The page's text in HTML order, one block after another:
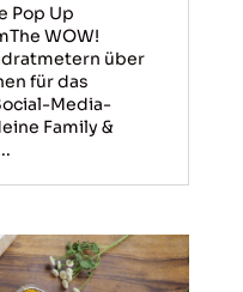
Pop Up
WOW!
über
für das
Media-
Family &